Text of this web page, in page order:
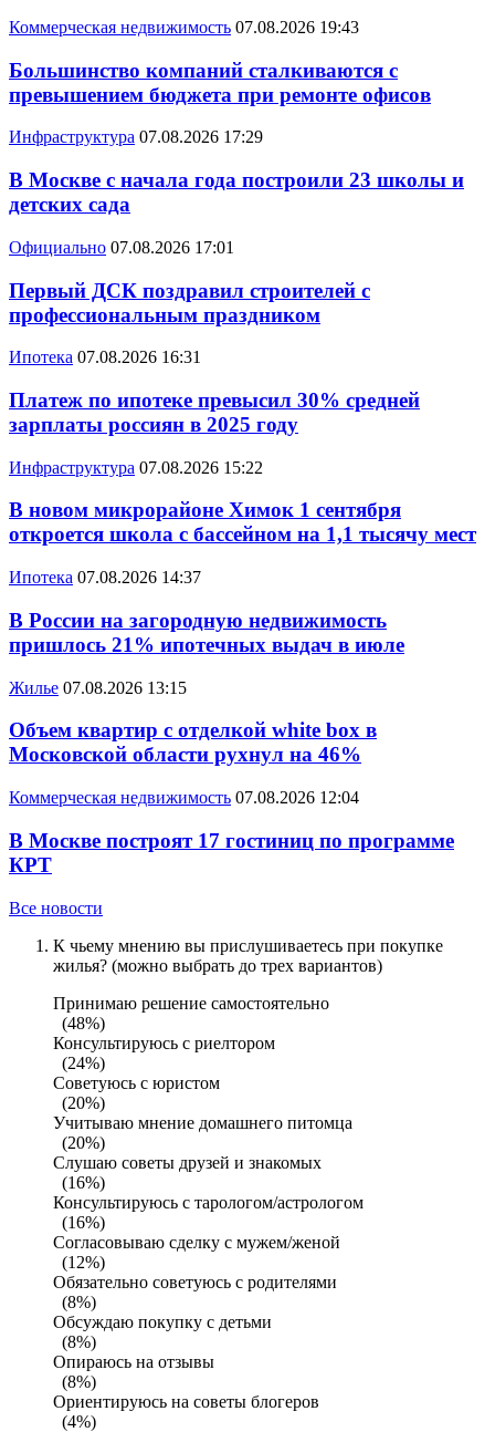
Коммерческая недвижимость 07.08.2026 19:43
Большинство компаний сталкиваются с
превышением бюджета при ремонте офисов
Инфраструктура 07.08.2026 17:29
В Москве с начала года построили 23 школы и
детских сада
Официально 07.08.2026 17:01
Первый ДСК поздравил строителей с
профессиональным праздником
Ипотека 07.08.2026 16:31
Платеж по ипотеке превысил 30% средней
зарплаты россиян в 2025 году
Инфраструктура 07.08.2026 15:22
В новом микрорайоне Химок 1 сентября
откроется школа с бассейном на 1,1 тысячу мест
Ипотека 07.08.2026 14:37
В России на загородную недвижимость
пришлось 21% ипотечных выдач в июле
Жилье 07.08.2026 13:15
Объем квартир с отделкой white box в
Московской области рухнул на 46%
Коммерческая недвижимость 07.08.2026 12:04
В Москве построят 17 гостиниц по программе
КРТ
Все новости
К чьему мнению вы прислушиваетесь при покупке
жилья? (можно выбрать до трех вариантов)
Принимаю решение самостоятельно
(48%)
Консультируюсь с риелтором
(24%)
Советуюсь с юристом
(20%)
Учитываю мнение домашнего питомца
(20%)
Слушаю советы друзей и знакомых
(16%)
Консультируюсь с тарологом/астрологом
(16%)
Согласовываю сделку с мужем/женой
(12%)
Обязательно советуюсь с родителями
(8%)
Обсуждаю покупку с детьми
(8%)
Опираюсь на отзывы
(8%)
Ориентируюсь на советы блогеров
(4%)